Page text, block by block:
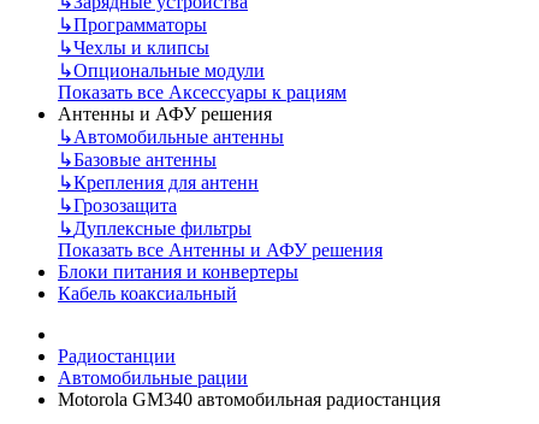
↳Программаторы
↳Чехлы и клипсы
↳Опциональные модули
Показать все Аксессуары к рациям
Антенны и АФУ решения
↳Автомобильные антенны
↳Базовые антенны
↳Крепления для антенн
↳Грозозащита
↳Дуплексные фильтры
Показать все Антенны и АФУ решения
Блоки питания и конвертеры
Кабель коаксиальный
Радиостанции
Автомобильные рации
Motorola GM340 автомобильная радиостанция